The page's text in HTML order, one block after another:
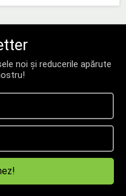
noi și reducerile apărute